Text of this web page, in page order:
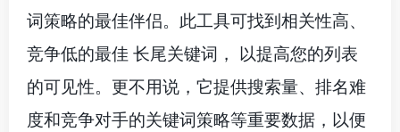
词策略的最佳伴侣。此工具可找到相关性高、
竞争低的最佳 长尾关键词， 以提高您的列表
的可见性。更不用说，它提供搜索量、排名难
度和竞争对手的关键词策略等重要数据，以便